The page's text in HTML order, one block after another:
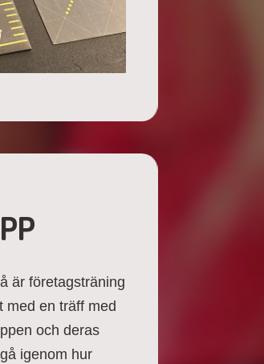
är företagsträning
med en träff med
och deras
igenom hur